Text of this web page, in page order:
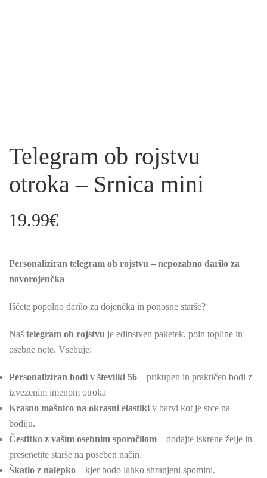
Telegram ob rojstvu
otroka – Srnica mini
19.99€
Personaliziran telegram ob rojstvu – nepozabno darilo za
novorojenčka
Iščete popolno darilo za dojenčka in ponosne starše?
Naš telegram ob rojstvu je edinstven paketek, poln topline in
osebne note. Vsebuje:
Personaliziran bodi v številki 56 – prikupen in praktičen bodi z
izvezenim imenom otroka
Krasno mašnico na okrasni elastiki v barvi kot je srce na
bodiju.
Čestitko z vašim osebnim sporočilom – dodajte iskrene želje in
presenetite starše na poseben način.
Škatlo z nalepko – kjer bodo lahko shranjeni spomini.